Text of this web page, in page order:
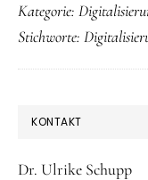
Kategorie:
Stichworte:
KONTAKT
Dr. Ulrike Schupp